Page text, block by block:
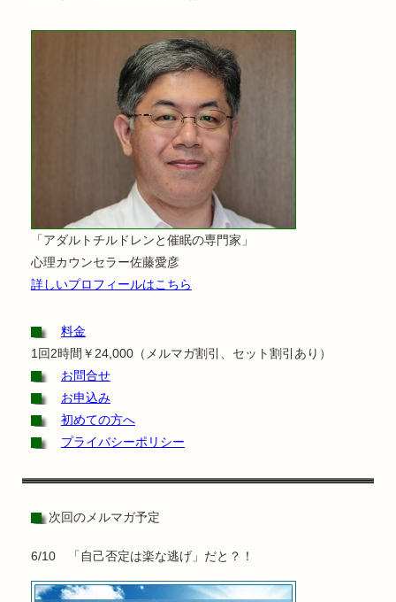
「アダルトチルドレンと催眠の専門家」
心理カウンセラー佐藤愛彦
詳しいプロフィールはこちら
料金
1回2時間￥24,000（メルマガ割引、セット割引あり）
お問合せ
お申込み
初めての方へ
プライバシーポリシー
次回のメルマガ予定
6/10 「自己否定は楽な逃げ」だと？！